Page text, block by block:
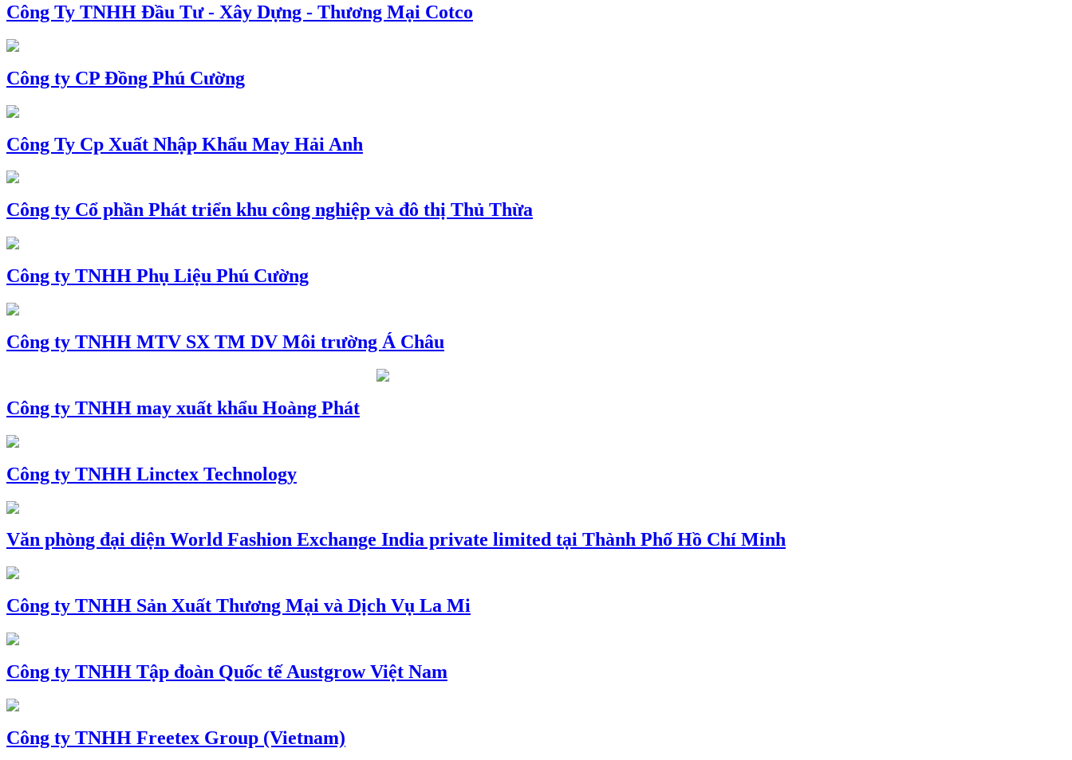
Công Ty TNHH Đầu Tư - Xây Dựng - Thương Mại Cotco
Công ty CP Đồng Phú Cường
Công Ty Cp Xuất Nhập Khẩu May Hải Anh
Công ty Cổ phần Phát triển khu công nghiệp và đô thị Thủ Thừa
Công ty TNHH Phụ Liệu Phú Cường
Công ty TNHH MTV SX TM DV Môi trường Á Châu
Công ty TNHH may xuất khẩu Hoàng Phát
Công ty TNHH Linctex Technology
Văn phòng đại diện World Fashion Exchange India private limited tại Thành Phố Hồ Chí Minh
Công ty TNHH Sản Xuất Thương Mại và Dịch Vụ La Mi
Công ty TNHH Tập đoàn Quốc tế Austgrow Việt Nam
Công ty TNHH Freetex Group (Vietnam)